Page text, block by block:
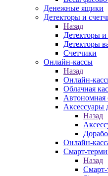
Денежные ящики
Детекторы и
Назад
Детекторы и
Детекторы
Счетчики
Онлайн-кассы
Назад
Онлайн-
Облачная
Автономная
Аксессуары
Назад
Онлайн-
Смарт-
Назад